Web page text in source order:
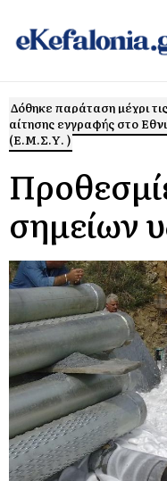
Δόθηκε παράταση μέχρι
αίτησης εγγραφής στο
(Ε.Μ.Σ.Υ. )
σημείων